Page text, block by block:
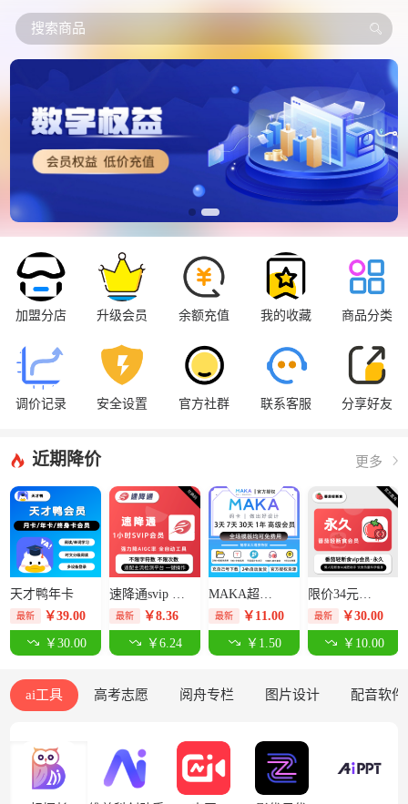
搜索商品
加盟分店 升级会员 余额充值 我的收藏 商品分类
调价记录 安全设置 官方社群 联系客服 分享好友
近期降价 更多
天才鸭年卡
最新 ￥39.00
￥30.00
速降通svip 1小时卡【限价14元】
最新 ￥8.36
￥6.24
MAKA超级会员3天-限价12.5元
最新 ￥ 11.00
￥1.50
限价34元番茄轻断食永久卡
最新 ￥30.00
￥10.00
ai工具 高考志愿 阅舟专栏 图片设计 配音软件